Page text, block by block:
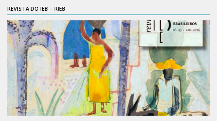
Contratos
PCA
Divisão Administrativa Financeira
Sobre
Divisão de Apoio e Divulgação
Transparência
Acervo
REVISTA DO IEB – RIEB